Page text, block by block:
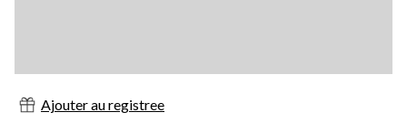
Ajouter au registree